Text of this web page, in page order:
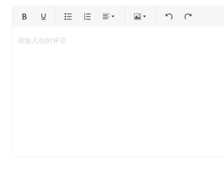
请输入你的评论